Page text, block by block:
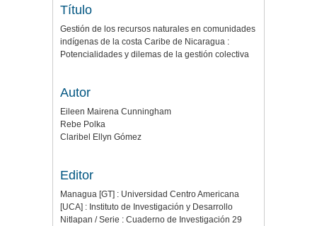
Título
Gestión de los recursos naturales en comunidades
indígenas de la costa Caribe de Nicaragua :
Potencialidades y dilemas de la gestión colectiva
Autor
Eileen Mairena Cunningham
Rebe Polka
Claribel Ellyn Gómez
Editor
Managua [GT] : Universidad Centro Americana
[UCA] : Instituto de Investigación y Desarrollo
Nitlapan / Serie : Cuaderno de Investigación 29